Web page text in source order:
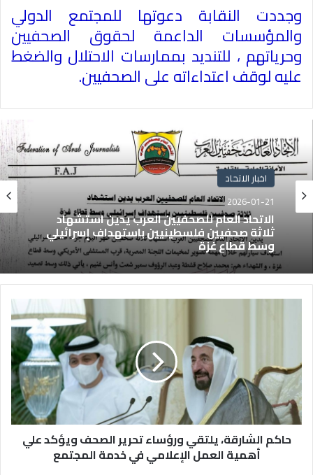
وجددت النقابة دعوتها للمجتمع الدولي
والمؤسسات الداعمة لحقوق الصحفيين
وحرياتهم ، للتنديد بممارسات الاحتلال والضغط
عليه لوقف اعتداءاته على الصحفيين.
اخبار الاتحاد
2026-01-21
الاتحاد العام للصحفيين العرب يدين استشهاد
ثلاثة صحفيين فلسطينيين باستهداف إسرائيلي
وسط قطاع غزة
حاكم الشارقة، يلتقي ورؤساء تحرير الصحف ويؤكد علي
أهمية العمل الإعلامي في خدمة المجتمع